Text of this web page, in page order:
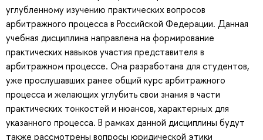
углубленному изучению практических вопросов
арбитражного процесса в Российской Федерации. Данная
учебная дисциплина направлена на формирование
практических навыков участия представителя в
арбитражном процессе. Она разработана для студентов,
уже прослушавших ранее общий курс арбитражного
процесса и желающих углубить свои знания в части
практических тонкостей и нюансов, характерных для
указанного процесса. В рамках данной дисциплины будут
также рассмотрены вопросы юридической этики